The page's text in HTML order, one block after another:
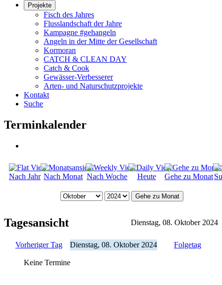
Projekte
Fisch des Jahres
Flusslandschaft der Jahre
Kampagne #gehangeln
Angeln in der Mitte der Gesellschaft
Kormoran
CATCH & CLEAN DAY
Catch & Cook
Gewässer-Verbesserer
Arten- und Naturschutzprojekte
Kontakt
Suche
Terminkalender
Nach Jahr Nach Monat Nach Woche Heute Gehe zu Monat
Gehe zu Monat
Tagesansicht Dienstag, 08. Oktober 2024
Vorheriger Tag Dienstag, 08. Oktober 2024 Folgetag
Keine Termine